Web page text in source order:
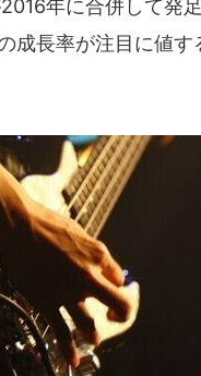
年に合併して発
成長率が注目に値す